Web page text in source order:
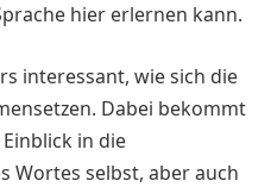
hier erlernen kann.
interessant, wie sich die
Dabei bekommt
in die
Wortes selbst, aber auch